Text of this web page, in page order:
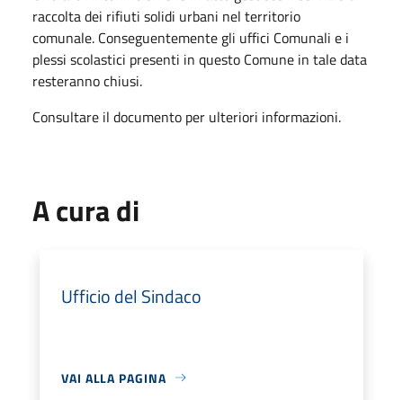
raccolta dei rifiuti solidi urbani nel territorio
comunale. Conseguentemente gli uffici Comunali e i
plessi scolastici presenti in questo Comune in tale data
resteranno chiusi.
Consultare il documento per ulteriori informazioni.
A cura di
Ufficio del Sindaco
VAI ALLA PAGINA